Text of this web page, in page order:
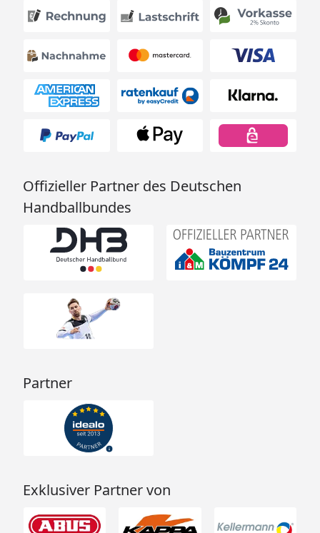
Offizieller Partner des Deutschen
Handballbundes
Partner
Exklusiver Partner von